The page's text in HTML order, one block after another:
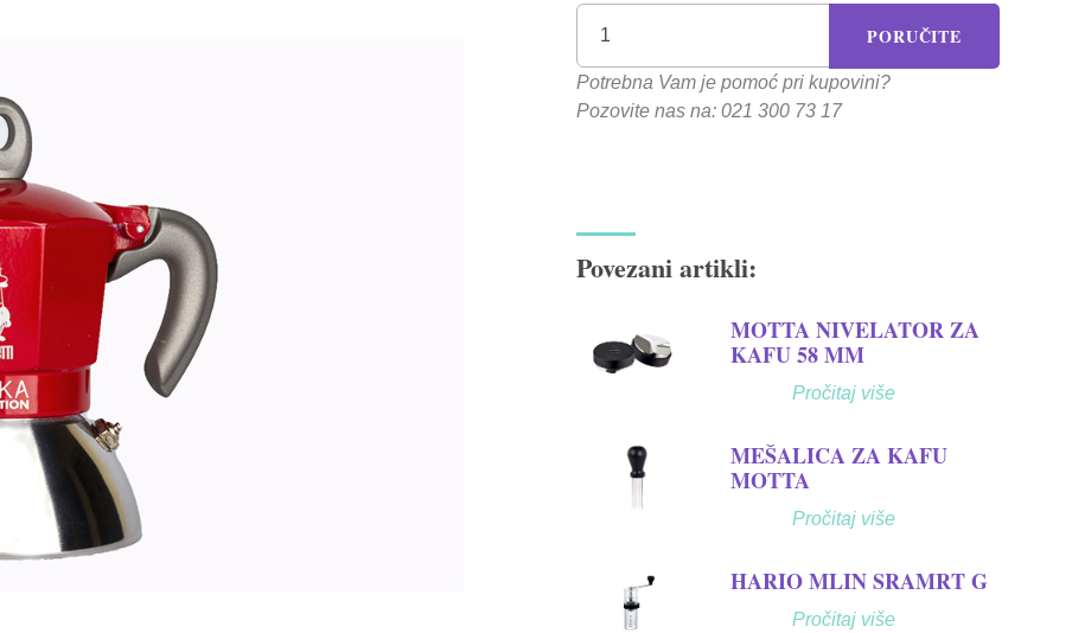
PORUČITE
Potrebna Vam je pomoć pri kupovini?
Pozovite nas na: 021 300 73 17
Povezani artikli:
MOTTA NIVELATOR ZA
KAFU 58 MM
Pročitaj više
MEŠALICA ZA KAFU
MOTTA
Pročitaj više
HARIO MLIN SRAMRT G
Pročitaj više